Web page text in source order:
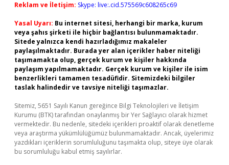
Reklam ve İletişim: Skype: live:.cid.575569c608265c69
Yasal Uyarı: Bu internet sitesi, herhangi bir marka, kurum
veya şahıs şirketi ile hiçbir bağlantısı bulunmamaktadır.
Sitede yalnızca kendi hazırladığımız makaleler
paylaşılmaktadır. Burada yer alan içerikler haber niteliği
taşımamakta olup, gerçek kurum ve kişiler hakkında
paylaşım yapılmamaktadır. Gerçek kurum ve kişiler ile isim
benzerlikleri tamamen tesadüfidir. Sitemizdeki bilgiler
taslak halindedir ve tavsiye niteliği taşımazlar.
Sitemiz, 5651 Sayılı Kanun gereğince Bilgi Teknolojileri ve İletişim
Kurumu (BTK) tarafından onaylanmış bir Yer Sağlayıcı olarak hizmet
vermektedir. Bu nedenle, sitedeki içerikleri proaktif olarak denetleme
veya araştırma yükümlülüğümüz bulunmamaktadır. Ancak, üyelerimiz
yazdıkları içeriklerin sorumluluğunu taşımakta olup, siteye üye olarak
bu sorumluluğu kabul etmiş sayılırlar.